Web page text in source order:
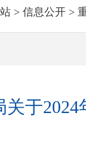
> 信息公开 >
于